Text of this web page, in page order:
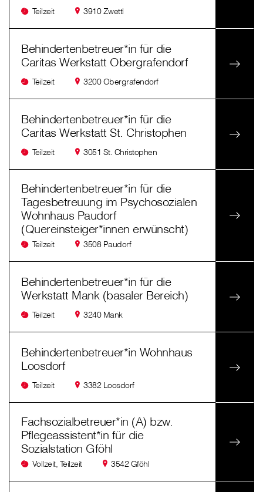
Teilzeit 3910 Zwettl
Behindertenbetreuer*in für die
Caritas Werkstatt Obergrafendorf
Teilzeit 3200 Obergrafendorf
Behindertenbetreuer*in für die
Caritas Werkstatt St. Christophen
Teilzeit 3051 St. Christophen
Behindertenbetreuer*in für die
Tagesbetreuung im Psychosozialen
Wohnhaus Paudorf
(Quereinsteiger*innen erwünscht)
Teilzeit 3508 Paudorf
Behindertenbetreuer*in für die
Werkstatt Mank (basaler Bereich)
Teilzeit 3240 Mank
Behindertenbetreuer*in Wohnhaus
Loosdorf
Teilzeit 3382 Loosdorf
Fachsozialbetreuer*in (A) bzw.
Pflegeassistent*in für die
Sozialstation Gföhl
Vollzeit, Teilzeit 3542 Gföhl